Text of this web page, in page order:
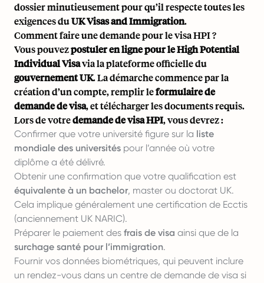
dossier minutieusement pour qu’il respecte toutes les
exigences duUK Visas and Immigration.
Comment faire une demande pour le visa HPI ?
Vous pouvezpostuler en ligne pour le High Potential
Individual Visavia la plateforme officielle du
gouvernement UK. La démarche commence par la
création d’un compte, remplir leformulaire de
demande de visa, et télécharger les documents requis.
Lors de votredemande de visa HPI, vous devrez :
Confirmer que votre université figure sur la liste
mondiale des universités pour l’année où votre
diplôme a été délivré.
Obtenir une confirmation que votre qualification est
équivalente à un bachelor, master ou doctorat UK.
Cela implique généralement une certification de Ecctis
(anciennement UK NARIC).
Préparer le paiement des frais de visa ainsi que de la
surchage santé pour l’immigration.
Fournir vos données biométriques, qui peuvent inclure
un rendez-vous dans un centre de demande de visa si